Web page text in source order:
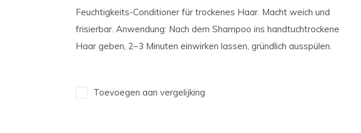
Feuchtigkeits-Conditioner für trockenes Haar. Macht weich und
frisierbar. Anwendung: Nach dem Shampoo ins handtuchtrockene
Haar geben, 2–3 Minuten einwirken lassen, gründlich ausspülen.
Toevoegen aan vergelijking